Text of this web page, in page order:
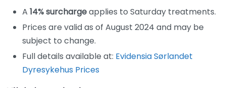
A 14% surchargeapplies to Saturday treatments.
Prices are valid as of August 2024 and may be
subject to change.
Full details available at: Evidensia Sørlandet
Dyresykehus Prices